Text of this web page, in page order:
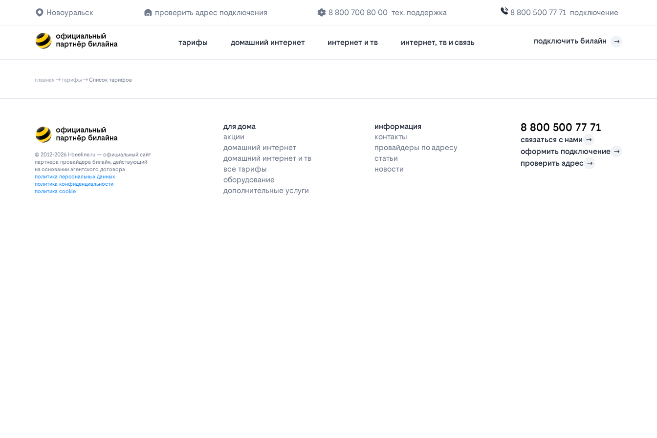
Новоуральск проверить адрес подключения 8 800 700 80 00 тех. поддержка 8 800 500 77 71 подключение
тарифы домашний интернет интернет и тв интернет, тв и связь подключить билайн
главная тарифы Список тарифов
© 2012-2026 l-beeline.ru — официальный сайт
партнера провайдера билайн, действующий
на основании агентского договора
политика персональных данных
политика конфиденциальности
политика cookie
для дома
акции
домашний интернет
домашний интернет и тв
все тарифы
оборудование
дополнительные услуги
информация
контакты
провайдеры по адресу
статьи
новости
8 800 500 77 71
связаться с нами
оформить подключение
проверить адрес